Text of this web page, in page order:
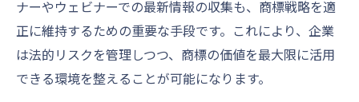
ナーやウェビナーでの最新情報の収集も、商標戦略を適
正に維持するための重要な手段です。これにより、企業
は法的リスクを管理しつつ、商標の価値を最大限に活用
できる環境を整えることが可能になります。